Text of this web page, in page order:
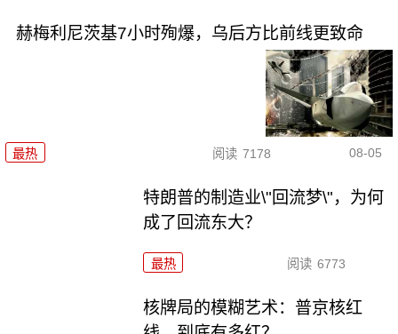
赫梅利尼茨基7小时殉爆，乌后方比前线更致命
最热 阅读 7178 08-05
特朗普的制造业\"回流梦\"，为何
成了回流东大？
最热 阅读 6773
核牌局的模糊艺术：普京核红